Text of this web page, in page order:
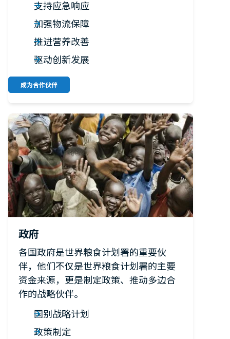
支持应急响应
加强物流保障
推进营养改善
驱动创新发展
成为合作伙伴
政府
各国政府是世界粮食计划署的重要伙
伴，他们不仅是世界粮食计划署的主要
资金来源，更是制定政策、推动多边合
作的战略伙伴。
国别战略计划
政策制定